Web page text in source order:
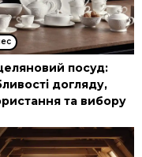
посуд:
догляду,
та вибору